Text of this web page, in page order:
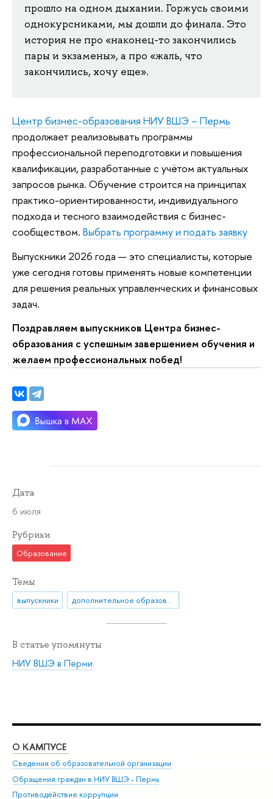
прошло на одном дыхании. Горжусь своими
однокурсниками, мы дошли до финала. Это
история не про «наконец-то закончились
пары и экзамены», а про «жаль, что
закончились, хочу еще».
Центр бизнес-образования НИУ ВШЭ – Пермь
продолжает реализовывать программы
профессиональной переподготовки и повышения
квалификации, разработанные с учётом актуальных
запросов рынка. Обучение строится на принципах
практико-ориентированности, индивидуального
подхода и тесного взаимодействия с бизнес-
сообществом. Выбрать программу и подать заявку
Выпускники 2026 года — это специалисты, которые
уже сегодня готовы применять новые компетенции
для решения реальных управленческих и финансовых
задач.
Поздравляем выпускников Центра бизнес-
образования с успешным завершением обучения и
желаем профессиональных побед!
Дата
6 июля
Рубрики
Образование
Темы
выпускники дополнительное образование
В статье упомянуты
НИУ ВШЭ в Перми
О КАМПУСЕ
Сведения об образовательной организации
Обращения граждан в НИУ ВШЭ - Пермь
Противодействие коррупции